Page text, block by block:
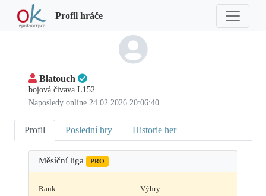
Profil hráče
Blatouch
bojová čivava L152
Naposledy online 24.02.2026 20:06:40
Profil Poslední hry Historie her
Měsíční liga PRO
Rank Výhry